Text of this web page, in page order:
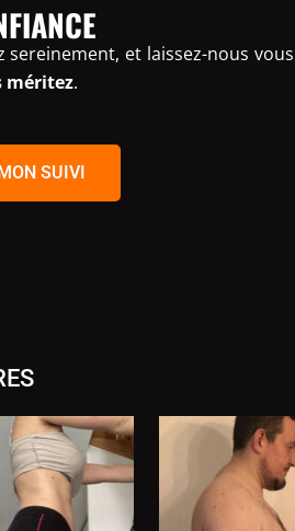
sereinement, et laissez-nous vous
méritez.
SUIVI